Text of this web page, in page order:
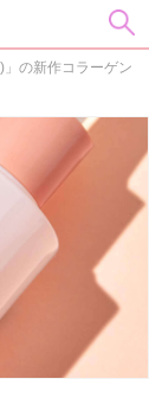
の新作コラーゲン